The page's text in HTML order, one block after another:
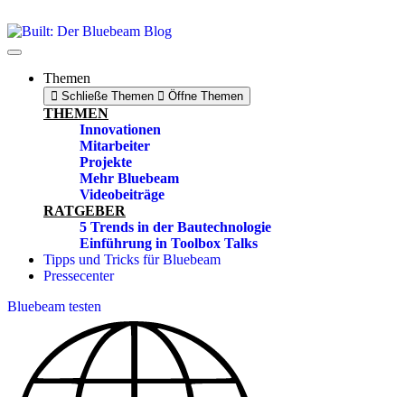
Inhalt
springen
Themen
Schließe Themen Öffne Themen
THEMEN
Innovationen
Mitarbeiter
Projekte
Mehr Bluebeam
Videobeiträge
RATGEBER
5 Trends in der Bautechnologie
Einführung in Toolbox Talks
Tipps und Tricks für Bluebeam
Pressecenter
Bluebeam testen